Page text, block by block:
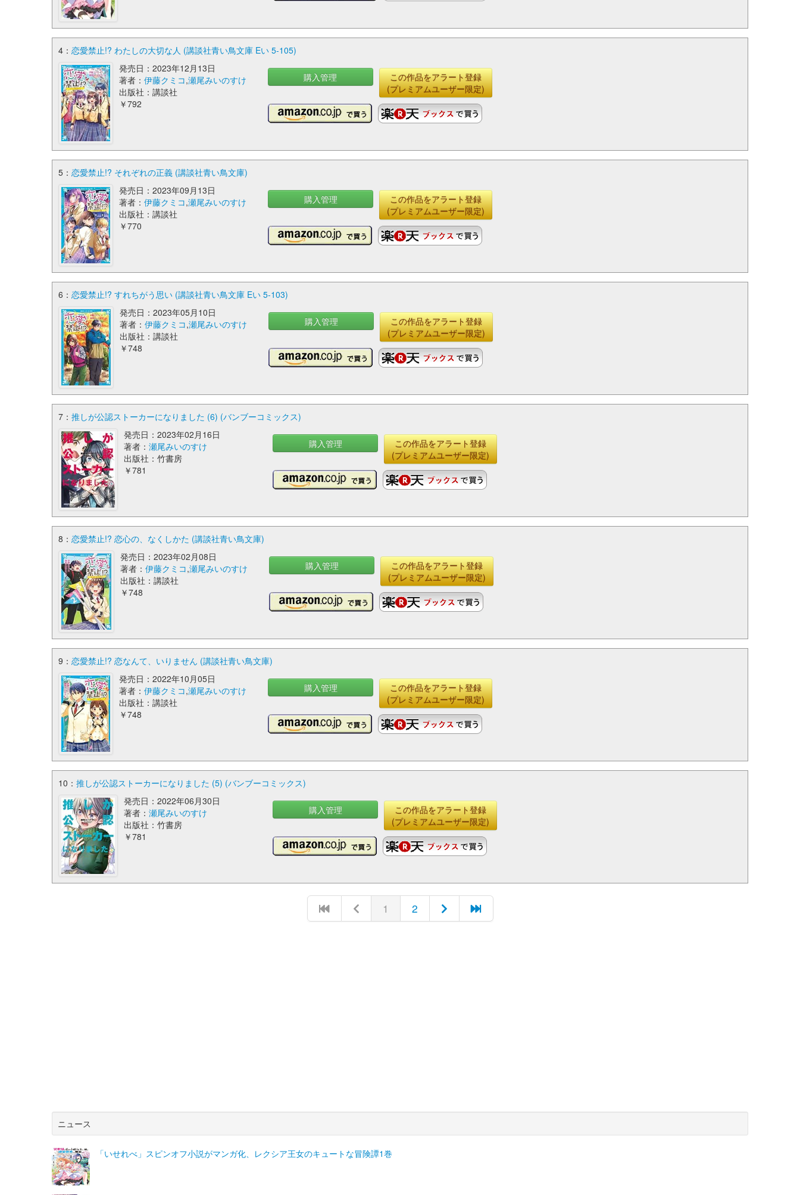
4： 恋愛禁止!? わたしの大切な人 (講談社青い鳥文庫 Eい 5-105)
発売日：2023年12月13日
著者： 伊藤クミコ,瀬尾みいのすけ
出版社：講談社
￥792
購入管理
この作品をアラート登録
(プレミアムユーザー限定)
5： 恋愛禁止!? それぞれの正義 (講談社青い鳥文庫)
発売日：2023年09月13日
著者：伊藤クミコ,瀬尾みいのすけ
出版社：講談社
￥770
購入管理
この作品をアラート登録
(プレミアムユーザー限定)
6： 恋愛禁止!? すれちがう思い (講談社青い鳥文庫 Eい 5-103)
発売日：2023年05月10日
著者：伊藤クミコ,瀬尾みいのすけ
出版社：講談社
￥748
購入管理
この作品をアラート登録
(プレミアムユーザー限定)
7： 推しが公認ストーカーになりました (6) (バンブーコミックス)
発売日：2023年02月16日
著者：瀬尾みいのすけ
出版社：竹書房
￥781
購入管理
この作品をアラート登録
(プレミアムユーザー限定)
8： 恋愛禁止!? 恋心の、なくしかた (講談社青い鳥文庫)
発売日：2023年02月08日
著者： 伊藤クミコ,瀬尾みいのすけ
出版社：講談社
￥748
購入管理
この作品をアラート登録
(プレミアムユーザー限定)
9： 恋愛禁止!? 恋なんて、いりません (講談社青い鳥文庫)
発売日：2022年10月05日
著者：伊藤クミコ,瀬尾みいのすけ
出版社：講談社
￥748
購入管理
この作品をアラート登録
(プレミアムユーザー限定)
10： 推しが公認ストーカーになりました (5) (バンブーコミックス)
発売日：2022年06月30日
著者：瀬尾みいのすけ
出版社：竹書房
￥781
購入管理
この作品をアラート登録
(プレミアムユーザー限定)
1 2
ニュース
「いせれべ」スピンオフ小説がマンガ化、レクシア王女のキュートな冒険譚1巻